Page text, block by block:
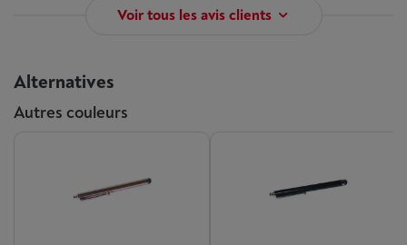
Voir tous les avis clients
Alternatives
Autres couleurs